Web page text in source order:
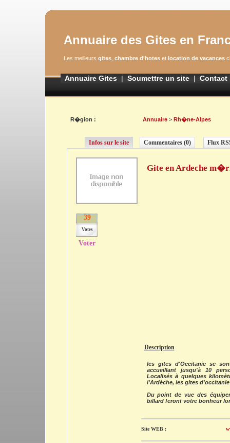
Annuaire des Gites en
Les meilleurs gites, chambre d'hoteset location de vacances
Annuaire Gites| Soumettre un site| Contact
R�gion : Annuaire> Rh�ne-Alpes
Infos sur le site Commentaires (0) Flux
39
Votes
Voter
Gite en Ardeche
Description
les gites d'Occitanie se
accueillant jusqu'à 10
Localisés à quelques
l'Ardèche, les gites
Du point de vue des
billard feront votre bonheur
Site WEB :